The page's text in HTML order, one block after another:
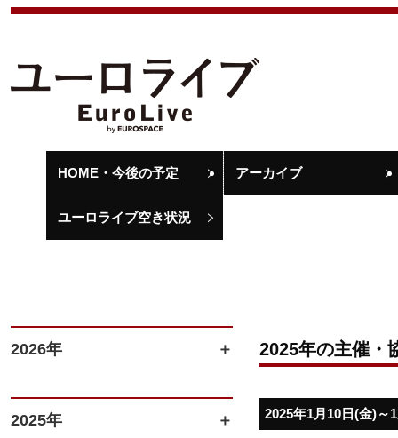
HOME・今後の予定 アーカイブ
ユーロライブ空き状況
2026年
2025年
2025年の主催・
2025年1月10日(金)～